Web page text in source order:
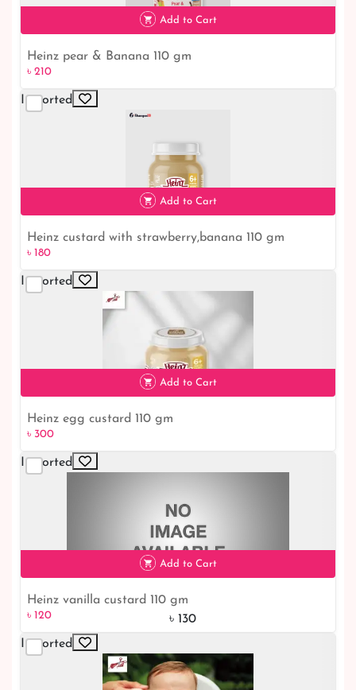
৳ 210
৳ 210
Add to Cart
Heinz pear & Banana 110 gm
৳ 210
Imported
৳ 180
Add to Cart
Heinz custard with strawberry,banana 110 gm
৳ 180
Imported
৳ 300
Add to Cart
Heinz egg custard 110 gm
৳ 300
Imported
Add to Cart
Heinz vanilla custard 110 gm
৳ 120
৳ 130
Imported